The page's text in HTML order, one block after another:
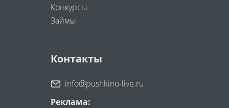
Конкурсы
Займы
Контакты
info@pushkino-live.ru
Реклама: